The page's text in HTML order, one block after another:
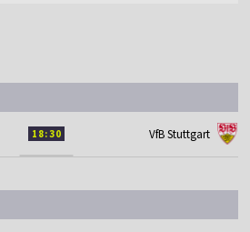
18:30 VfB Stuttgart